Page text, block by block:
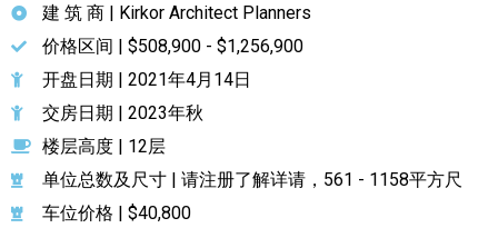
建 筑 商 | Kirkor Architect Planners
价格区间 | $508,900 - $1,256,900
开盘日期 | 2021年4月14日
交房日期 | 2023年秋
楼层高度 | 12层
单位总数及尺寸 | 请注册了解详请，561 - 1158平方尺
车位价格 | $40,800